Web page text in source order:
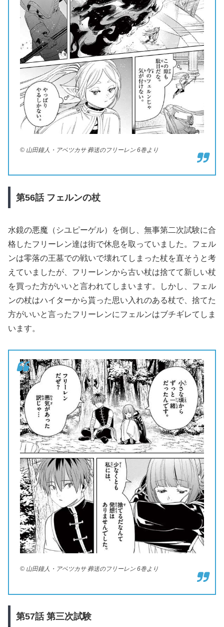
© 山田鐘人・アベツカサ 葬送のフリーレン 6巻より
第56話 フェルンの杖
水鏡の悪魔（シユピーゲル）を倒し、無事第二次試験に合
格したフリーレン達は街で休息を取っていました。フェル
ンは零落の王墓での戦いで壊れてしまった杖を直そうと考
えていましたが、フリーレンから古い杖は捨てて新しい杖
を買った方がいいと言われてしまいます。しかし、フェル
ンの杖はハイターから貰った思い入れのある杖で、捨てた
方がいいと言ったフリーレンにフェルンはブチギレてしま
います。
© 山田鐘人・アベツカサ 葬送のフリーレン 6巻より
第57話 第三次試験